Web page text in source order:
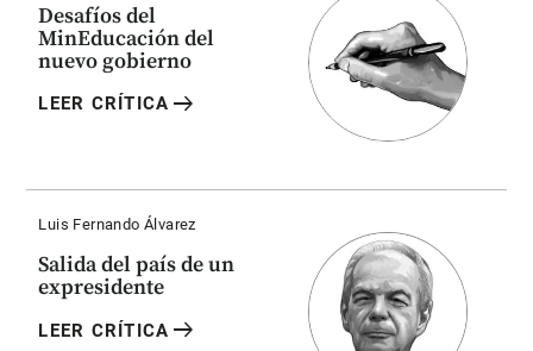
Desafíos del
MinEducación del
nuevo gobierno
LEER CRÍTICA arrow_right_alt
Luis Fernando Álvarez
Salida del país de un
expresidente
LEER CRÍTICA arrow_right_alt